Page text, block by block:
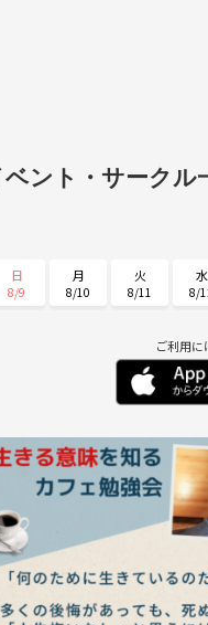
ント・サークル
日
8/9
月
8/10
火
8/11
水
8/
8/
ご利用